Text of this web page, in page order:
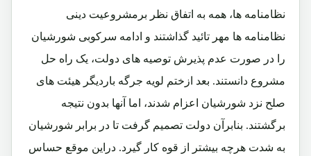
نظامنامه ها، همه به اتفاق نظر برمشروعیت دینی
نظامنامه ها مهر تائید گذاشتند و ادامه سرکوبی شورشیان
را در صورت عدم پذیرش توصیه های دولت، یک راه حل
مشروع دانستند. بعد ازختم لویه جرگه باردیگر هیئت های
صلح نزد شورشیان اعزام شدند، اما آنها بدون نتیجه
برگشتند. بنابرآن دولت تصمیم گرفت تا در برابر شورشیان
به شدت هرچه بیشتر از قوه کار گیرد. دراین موقع حساس